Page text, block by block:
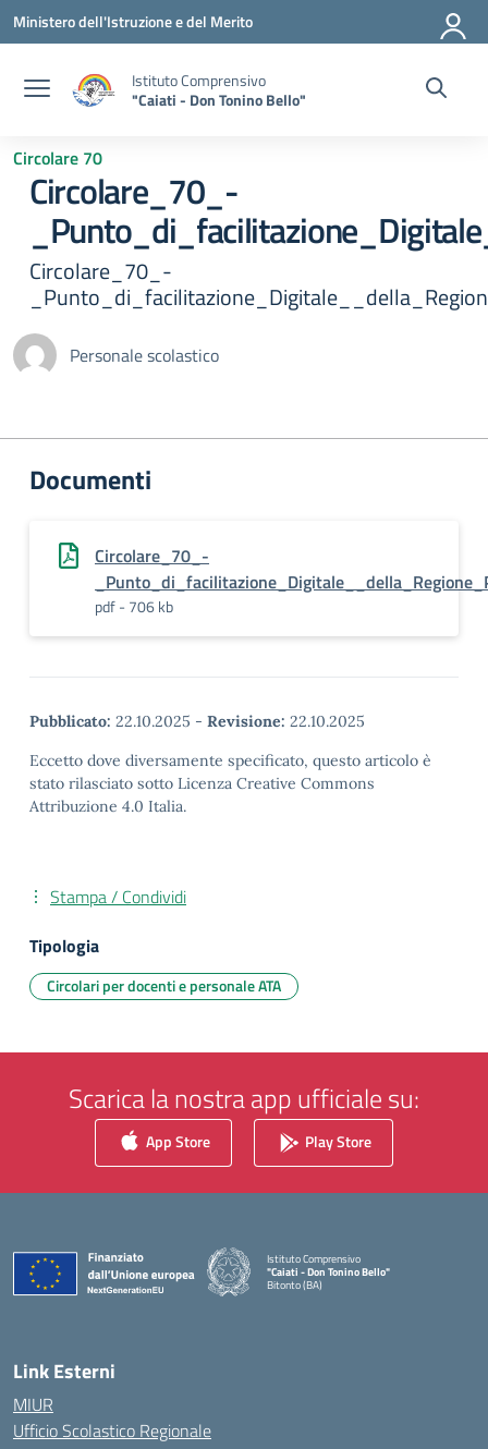
Vai ai contenuti
Vai al menu di navigazione
Vai al footer
Ministero dell'Istruzione e del Merito
Istituto Comprensivo
"Caiati - Don Tonino Bello"
Circolare 70
Circolare_70_-
Circolare_70_-
Personale scolastico
Documenti
Circolare_70_-
pdf - 706 kb
Pubblicato: 22.10.2025 - Revisione: 22.10.2025
Eccetto dove diversamente specificato, questo articolo è
stato rilasciato sotto Licenza Creative Commons
Attribuzione 4.0 Italia.
Stampa / Condividi
Tipologia
Circolari per docenti e personale ATA
Scarica la nostra app ufficiale su:
App Store Play Store
Istituto Comprensivo
"Caiati - Don Tonino Bello"
Bitonto (BA)
Link Esterni
MIUR
Ufficio Scolastico Regionale